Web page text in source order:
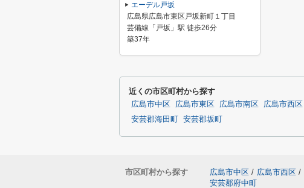
エーデル戸坂
広島県広島市東区戸坂新町１丁目
芸備線「戸坂」駅 徒歩26分
築37年
近くの市区町村から探す
広島市中区 広島市東区 広島市南区 広島市西区
安芸郡海田町
安芸郡坂町
市区町村から探す 広島市中区 / 広島市西区 /
安芸郡府中町